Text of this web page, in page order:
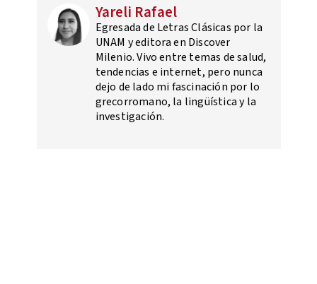
Yareli Rafael
Egresada de Letras Clásicas por la
UNAM y editora en Discover
Milenio. Vivo entre temas de salud,
tendencias e internet, pero nunca
dejo de lado mi fascinación por lo
grecorromano, la lingüística y la
investigación.